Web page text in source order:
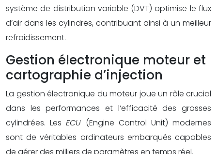
système de distribution variable (DVT) optimise le flux
d’air dans les cylindres, contribuant ainsi à un meilleur
refroidissement.
Gestion électronique moteur et
cartographie d’injection
La gestion électronique du moteur joue un rôle crucial
dans les performances et l’efficacité des grosses
cylindrées. Les ECU (Engine Control Unit) modernes
sont de véritables ordinateurs embarqués capables